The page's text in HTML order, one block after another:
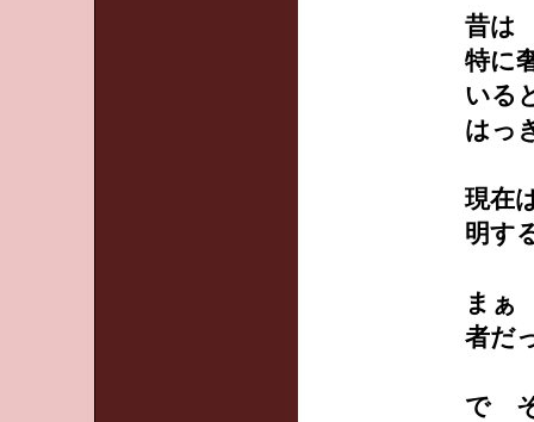
昔は
特に
いる
はっ
現在
明す
まぁ
者だ
で